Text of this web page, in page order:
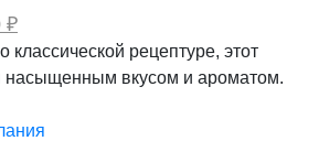
₽.
₽Текущая
цена:
374,00 ₽.
классической рецептуре, этот
насыщенным вкусом и ароматом.